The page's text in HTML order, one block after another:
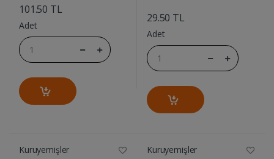
101.50 TL
Adet
29.50 TL
Adet
Kuruyemişler Kuruyemişler